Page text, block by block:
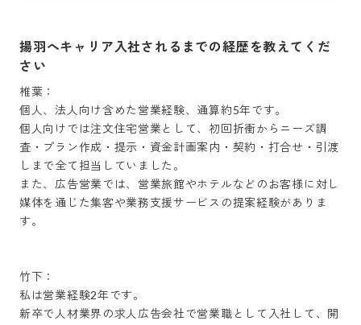
揚羽へキャリア入社されるまでの経歴を教えてくだ
さい
椎葉：
個人、法人向け含めた営業経験、通算約5年です。
個人向けでは注文住宅営業として、初回折衝からニーズ調
査・プラン作成・提示・資金計画案内・契約・打合せ・引渡
しまで全て担当していました。
また、広告営業では、営業旅館やホテルなどのお客様に対し
媒体を通じた集客や業務支援サービスの提案経験がありま
す。
竹下：
私は営業経験2年です。
新卒で人材業界の求人広告会社で営業職として入社して、開